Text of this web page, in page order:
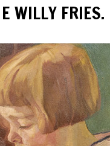
WILLY